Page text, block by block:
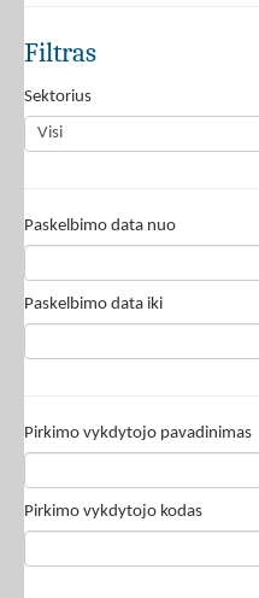
Filtras
Sektorius
Paskelbimo data nuo
Paskelbimo data iki
Pirkimo vykdytojo pavadinimas
Pirkimo vykdytojo kodas